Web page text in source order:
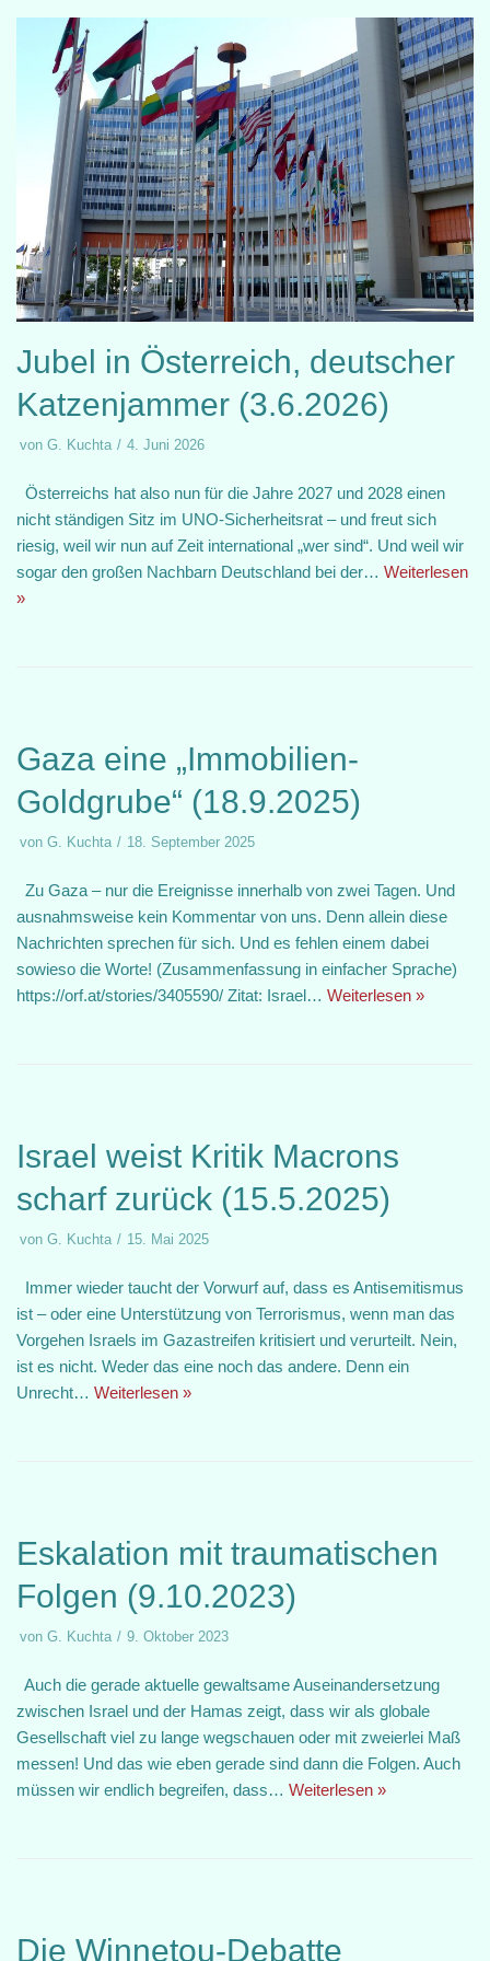
Jubel in Österreich, deutscher
Katzenjammer (3.6.2026)
von G. Kuchta 4. Juni 2026
Österreichs hat also nun für die Jahre 2027 und 2028 einen
nicht ständigen Sitz im UNO-Sicherheitsrat – und freut sich
riesig, weil wir nun auf Zeit international „wer sind“. Und weil wir
sogar den großen Nachbarn Deutschland bei der… Weiterlesen
»
Gaza eine „Immobilien-
Goldgrube“ (18.9.2025)
von G. Kuchta 18. September 2025
Zu Gaza – nur die Ereignisse innerhalb von zwei Tagen. Und
ausnahmsweise kein Kommentar von uns. Denn allein diese
Nachrichten sprechen für sich. Und es fehlen einem dabei
sowieso die Worte! (Zusammenfassung in einfacher Sprache)
https://orf.at/stories/3405590/ Zitat: Israel… Weiterlesen »
Israel weist Kritik Macrons
scharf zurück (15.5.2025)
von G. Kuchta 15. Mai 2025
Immer wieder taucht der Vorwurf auf, dass es Antisemitismus
ist – oder eine Unterstützung von Terrorismus, wenn man das
Vorgehen Israels im Gazastreifen kritisiert und verurteilt. Nein,
ist es nicht. Weder das eine noch das andere. Denn ein
Unrecht… Weiterlesen »
Eskalation mit traumatischen
Folgen (9.10.2023)
von G. Kuchta 9. Oktober 2023
Auch die gerade aktuelle gewaltsame Auseinandersetzung
zwischen Israel und der Hamas zeigt, dass wir als globale
Gesellschaft viel zu lange wegschauen oder mit zweierlei Maß
messen! Und das wie eben gerade sind dann die Folgen. Auch
müssen wir endlich begreifen, dass… Weiterlesen »
Die Winnetou-Debatte